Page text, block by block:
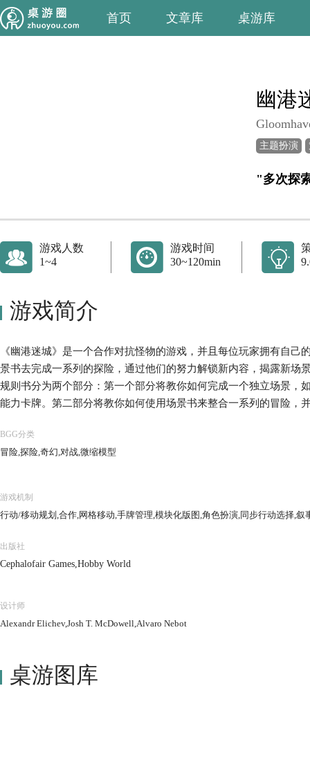
首页 文章库 桌游库
幽港
主题扮演
"多次探
游戏人数
1~4
游戏时间
30~120min
游戏简介
《幽港迷城》是一个合作对抗怪物的游戏，并且每位玩家拥有自己
景书去完成一系列的探险，通过他们的努力解锁新内容，揭露新场
规则书分为两个部分：第一个部分将教你如何完成一个独立场景，
能力卡牌。第二部分将教你如何使用场景书来整合一系列的冒险，
BGG分类
冒险,探险,奇幻,对战,微缩模型
游戏机制
行动/移动规划,合作,网格移动,手牌管理,模块化版图,角色扮演,同步行动选择,叙
出版社
Cephalofair Games,Hobby World
设计师
Alexandr Elichev,Josh T. McDowell,Alvaro Nebot
桌游图库